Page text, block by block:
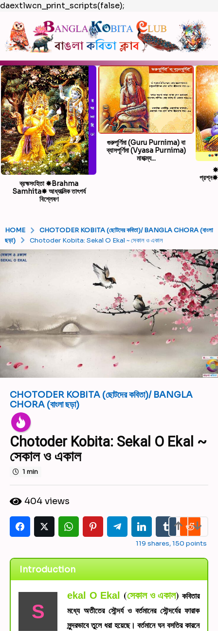
daextlwcn_print_scripts(false);
ব্রহ্মসংহিতা ✸Brahma
Samhita✸ আধ্যাত্মিক তাৎপর্য
বিশ্লেষণ
গুরুপূর্ণিমা (Guru Purnima) বা
ব্যাসপূর্ণিমা (Vyasa Purnima)
মাহাত্ম্য...
HOME
CHOTODER KOBITA (ছোটদের কবিতা)/ BANGLA CHORA (বাংলা
ছড়া)
Chotoder Kobita: Sekal O Ekal ~ সেকাল ও একাল
6
y
e
a
r
s
g
5
a
s
g
CHOTODER KOBITA (ছোটদের কবিতা)/ BANGLA
CHORA (বাংলা ছড়া)
Chotoder Kobita: Sekal O Ekal ~
সেকাল ও একাল
1 min
y
S
d
t
M
404 views
119 shares,150 points
Introduction
S
ekal O Ekal (সেকাল ও একাল)কবিতার
মধ্যে অতীতের সৌন্দর্য ও বর্তমানের সৌন্দর্যের ফারাক
সুন্দরভাবে তুলে ধরা হয়েছে। বর্তমানে ঘন বসতির কারনে